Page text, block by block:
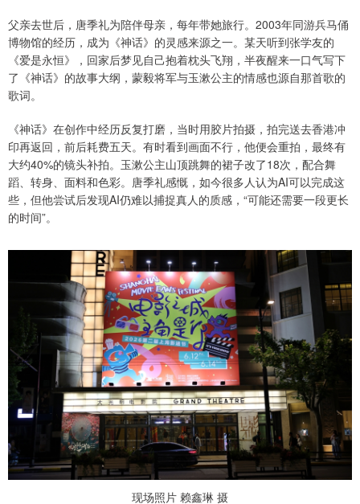
父亲去世后，唐季礼为陪伴母亲，每年带她旅行。2003年同游兵马俑
博物馆的经历，成为《神话》的灵感来源之一。某天听到张学友的
《爱是永恒》，回家后梦见自己抱着枕头飞翔，半夜醒来一口气写下
了《神话》的故事大纲，蒙毅将军与玉漱公主的情感也源自那首歌的
歌词。
《神话》在创作中经历反复打磨，当时用胶片拍摄，拍完送去香港冲
印再返回，前后耗费五天。有时看到画面不行，他便会重拍，最终有
大约40%的镜头补拍。玉漱公主山顶跳舞的裙子改了18次，配合舞
蹈、转身、面料和色彩。唐季礼感慨，如今很多人认为AI可以完成这
些，但他尝试后发现AI仍难以捕捉真人的质感，“可能还需要一段更长
的时间”。
现场照片 赖鑫琳 摄